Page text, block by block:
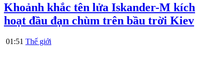
Khoảnh khắc tên lửa Iskander-M kích
hoạt đầu đạn chùm trên bầu trời Kiev
01:51 Thế giới